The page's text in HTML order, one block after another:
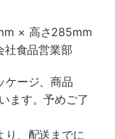
× 高さ285mm
社食品営業部
ケージ、商品
ます。予めご了
り、配送までに